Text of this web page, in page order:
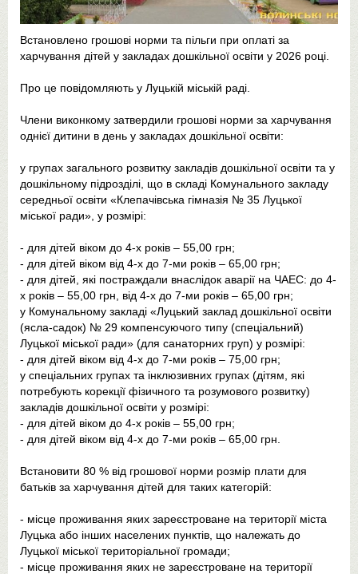
Встановлено грошові норми та пільги при оплаті за
харчування дітей у закладах дошкільної освіти у 2026 році.
Про це повідомляють у Луцькій міській раді.
Члени виконкому затвердили грошові норми за харчування
однієї дитини в день у закладах дошкільної освіти:
у групах загального розвитку закладів дошкільної освіти та у
дошкільному підрозділі, що в складі Комунального закладу
середньої освіти «Клепачівська гімназія № 35 Луцької
міської ради», у розмірі:
- для дітей віком до 4-х років – 55,00 грн;
- для дітей віком від 4-х до 7-ми років – 65,00 грн;
- для дітей, які постраждали внаслідок аварії на ЧАЕС: до 4-
х років – 55,00 грн, від 4-х до 7-ми років – 65,00 грн;
у Комунальному закладі «Луцький заклад дошкільної освіти
(ясла-садок) № 29 компенсуючого типу (спеціальний)
Луцької міської ради» (для санаторних груп) у розмірі:
- для дітей віком від 4-х до 7-ми років – 75,00 грн;
у спеціальних групах та інклюзивних групах (дітям, які
потребують корекції фізичного та розумового розвитку)
закладів дошкільної освіти у розмірі:
- для дітей віком до 4-х років – 55,00 грн;
- для дітей віком від 4-х до 7-ми років – 65,00 грн.
Встановити 80 % від грошової норми розмір плати для
батьків за харчування дітей для таких категорій:
- місце проживання яких зареєстроване на території міста
Луцька або інших населених пунктів, що належать до
Луцької міської територіальної громади;
- місце проживання яких не зареєстроване на території